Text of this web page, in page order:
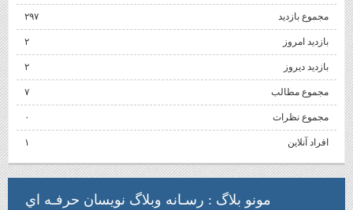
مجموع بازدید ۲۹۷
بازدید امروز ۲
بازدید دیروز ۲
مجموع مطالب ۷
مجموع نظرات ۰
افراد آنلاین ۱
مونو بلاگ : رسـانه وبلاگ نويسان حرفـه اي